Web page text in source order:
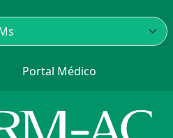
Portal Médico